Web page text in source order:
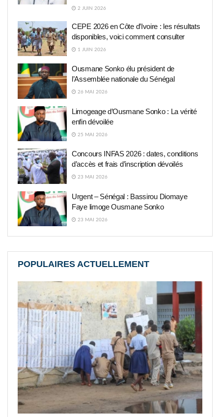
2 JUIN 2026
CEPE 2026 en Côte d’Ivoire : les résultats
disponibles, voici comment consulter
1 JUIN 2026
Ousmane Sonko élu président de
l’Assemblée nationale du Sénégal
26 MAI 2026
Limogeage d’Ousmane Sonko : La vérité
enfin dévoilée
25 MAI 2026
Concours INFAS 2026 : dates, conditions
d’accès et frais d’inscription dévoilés
23 MAI 2026
Urgent – Sénégal : Bassirou Diomaye
Faye limoge Ousmane Sonko
23 MAI 2026
POPULAIRES ACTUELLEMENT